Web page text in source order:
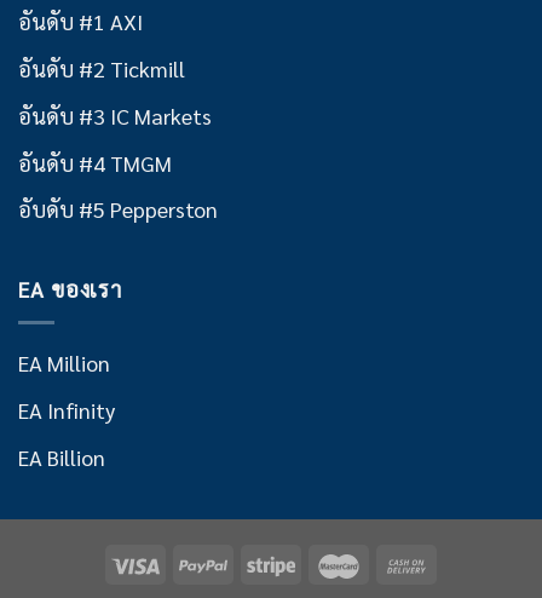
อันดับ #1 AXI
อันดับ #2 Tickmill
อันดับ #3 IC Markets
อันดับ #4 TMGM
อับดับ #5 Pepperston
EA ของเรา
EA Million
EA Infinity
EA Billion